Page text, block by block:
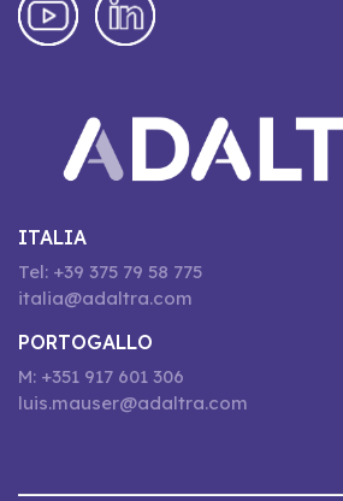
ITALIA
Tel: +39 375 79 58 775
italia@adaltra.com
PORTOGALLO
M: +351 917 601 306
luis.mauser@adaltra.com